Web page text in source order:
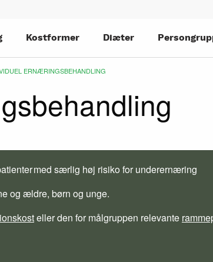
Kostformer Diæter
ERNÆRINGSBEHANDLING
med særlig høj risiko for underernæring
og ældre, børn og unge.
eller den for målgruppen relevante